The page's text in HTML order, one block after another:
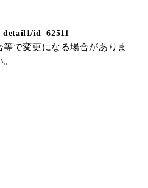
id=62511
で変更になる場合がありま